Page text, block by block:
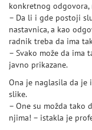
konkretnog
– Da li i gde postoji
nastavnica, a kao
radnik treba da ima
– Svako može da ima
javno prikazane.
Ona je naglasila da je
slike.
– One su možda tako
njima! – istakla je